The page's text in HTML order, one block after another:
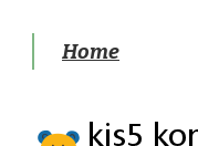
Home